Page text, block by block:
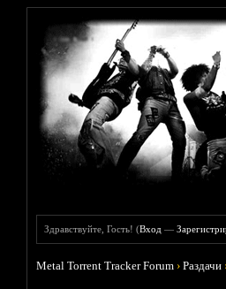
Здравствуйте, Гость! (Вход —
Metal Torrent Tracker Forum ›Раздачи